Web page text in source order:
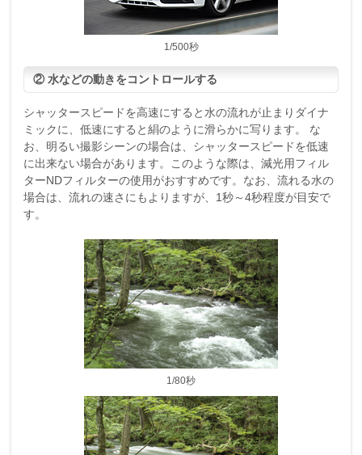
1/500秒
② 水などの動きをコントロールする
シャッタースピードを高速にすると水の流れが止まりダイナ
ミックに、低速にすると絹のように滑らかに写ります。 な
お、明るい撮影シーンの場合は、シャッタースピードを低速
に出来ない場合があります。このような際は、減光用フィル
ターNDフィルターの使用がおすすめです。なお、流れる水の
場合は、流れの速さにもよりますが、1秒～4秒程度が目安で
す。
1/80秒